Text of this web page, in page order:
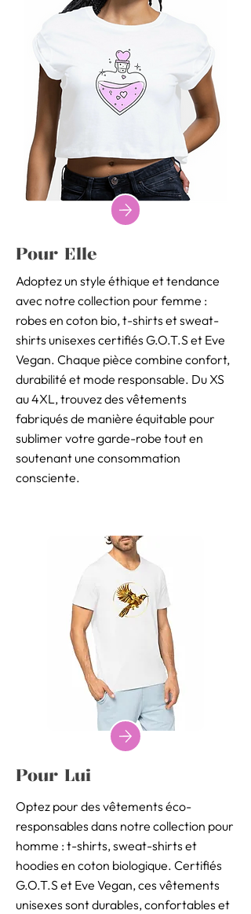
Pour Elle
Adoptez un style éthique et tendance
avec notre collection pour femme :
robes en coton bio, t-shirts et sweat-
shirts unisexes certifiés G.O.T.S et Eve
Vegan. Chaque pièce combine confort,
durabilité et mode responsable. Du XS
au 4XL, trouvez des vêtements
fabriqués de manière équitable pour
sublimer votre garde-robe tout en
soutenant une consommation
consciente.
Pour Lui
Optez pour des vêtements éco-
responsables dans notre collection pour
homme : t-shirts, sweat-shirts et
hoodies en coton biologique. Certifiés
G.O.T.S et Eve Vegan, ces vêtements
unisexes sont durables, confortables et